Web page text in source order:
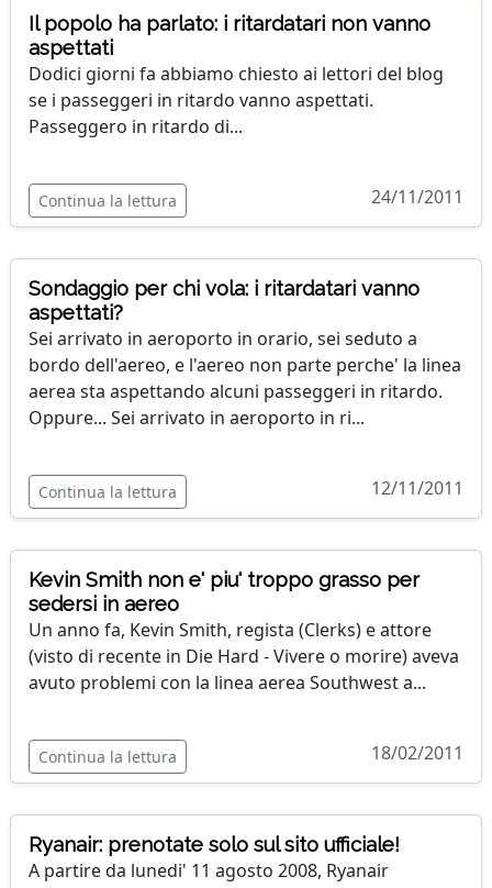
Il popolo ha parlato: i ritardatari non vanno
aspettati
Dodici giorni fa abbiamo chiesto ai lettori del blog
se i passeggeri in ritardo vanno aspettati.
Passeggero in ritardo di...
Continua la lettura 24/11/2011
Sondaggio per chi vola: i ritardatari vanno
aspettati?
Sei arrivato in aeroporto in orario, sei seduto a
bordo dell'aereo, e l'aereo non parte perche' la linea
aerea sta aspettando alcuni passeggeri in ritardo.
Oppure... Sei arrivato in aeroporto in ri...
Continua la lettura 12/11/2011
Kevin Smith non e' piu' troppo grasso per
sedersi in aereo
Un anno fa, Kevin Smith, regista (Clerks) e attore
(visto di recente in Die Hard - Vivere o morire) aveva
avuto problemi con la linea aerea Southwest a...
Continua la lettura 18/02/2011
Ryanair: prenotate solo sul sito ufficiale!
A partire da lunedi' 11 agosto 2008, Ryanair